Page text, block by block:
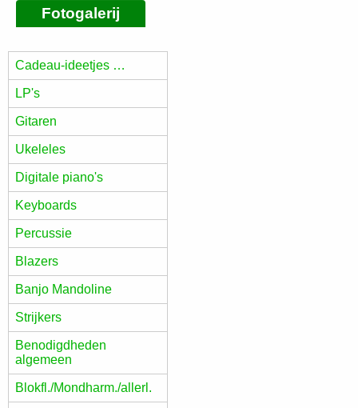
Fotogalerij
Cadeau-ideetjes …
LP's
Gitaren
Ukeleles
Digitale piano's
Keyboards
Percussie
Blazers
Banjo Mandoline
Strijkers
Benodigdheden
algemeen
Blokfl./Mondharm./allerl.